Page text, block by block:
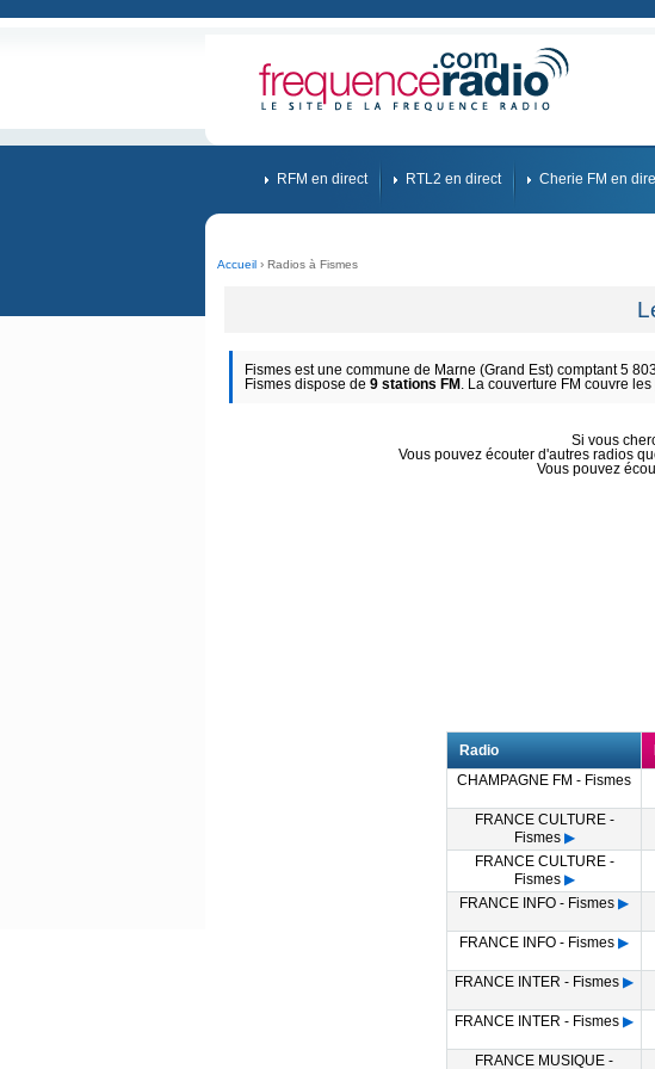
RFM en direct RTL2 en direct Cherie FM en
Accueil › Radios à Fismes
Fismes est une commune de Marne (Grand Est) comptant 5
Fismes dispose de 9 stations FM . La couverture FM couvre
Si vous
Vous pouvez écouter d'autres radios
Vous pouvez
Radio
CHAMPAGNE FM - Fismes
FRANCE CULTURE -
Fismes ▶
FRANCE CULTURE -
Fismes ▶
FRANCE INFO - Fismes ▶
FRANCE INFO - Fismes ▶
FRANCE INTER - Fismes ▶
FRANCE INTER - Fismes ▶
FRANCE MUSIQUE -